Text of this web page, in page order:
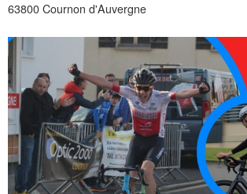
63800 Cournon d'Auvergne